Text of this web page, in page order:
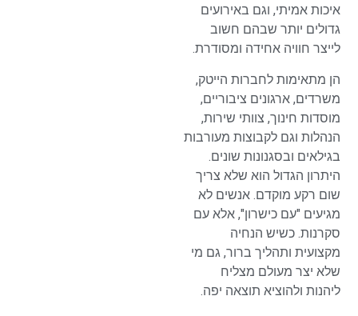
איכות אמיתי, וגם באירועים
גדולים יותר שבהם חשוב
לייצר חוויה אחידה ומסודרת.
הן מתאימות לחברות הייטק,
משרדים, ארגונים ציבוריים,
מוסדות חינוך, צוותי שירות,
הנהלות וגם לקבוצות מעורבות
בגילאים ובסגנונות שונים.
היתרון הגדול הוא שלא צריך
שום רקע מוקדם. אנשים לא
מגיעים "עם כישרון", אלא עם
סקרנות. כשיש הנחיה
מקצועית ותהליך ברור, גם מי
שלא יצר מעולם מצליח
ליהנות ולהוציא תוצאה יפה.